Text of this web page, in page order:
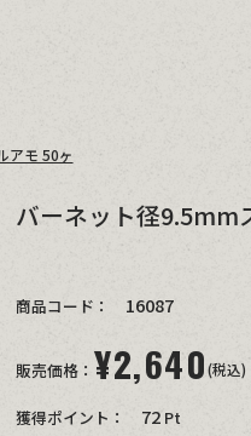
アモ 50ヶ
バーネット径9.5mm
商品コード： 16087
販売価格： ¥2,640(税込)
獲得ポイント： 72 Pt